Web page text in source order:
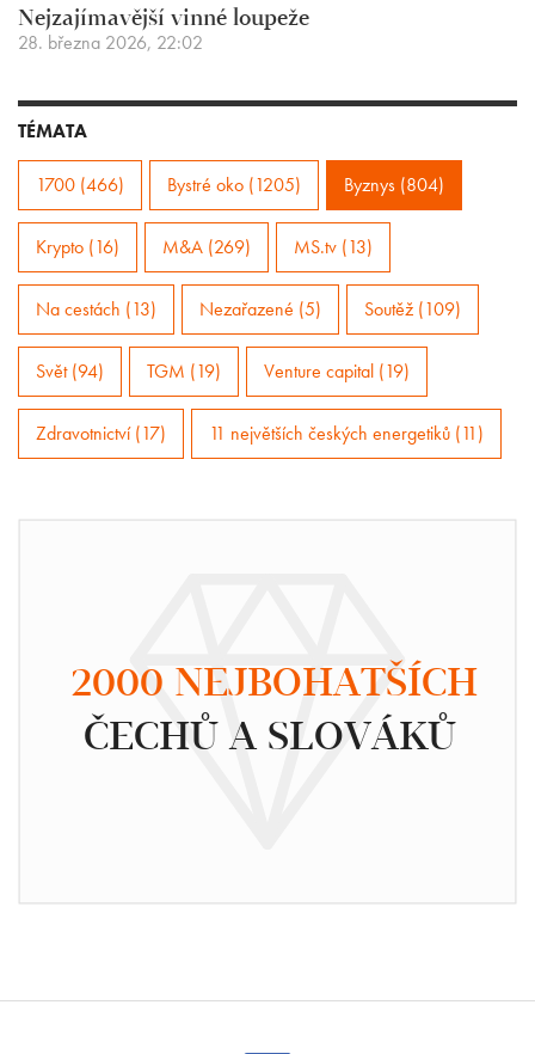
Nejzajímavější vinné loupeže
28. března 2026, 22:02
TÉMATA
1700 (466) Bystré oko (1205) Byznys (804)
Krypto (16) M&A (269) MS.tv (13)
Na cestách (13) Nezařazené (5) Soutěž (109)
Svět (94) TGM (19) Venture capital (19)
Zdravotnictví (17) 11 největších českých energetiků (11)
2000 NEJBOHATŠÍCH
ČECHŮ A SLOVÁKŮ